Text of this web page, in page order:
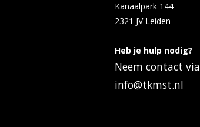
Kanaalpark 144
2321 JV Leiden
Heb je hulp nodig?
Neem contact via
info@tkmst.nl